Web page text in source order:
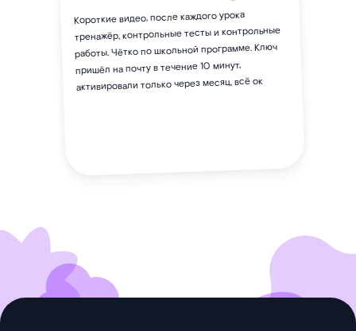
Короткие видео, после каждого урока
тренажёр, контрольные тесты и контрольные
работы. Чётко по школьной программе. Ключ
пришёл на почту в течение 10 минут,
активировали только через месяц, всё ок